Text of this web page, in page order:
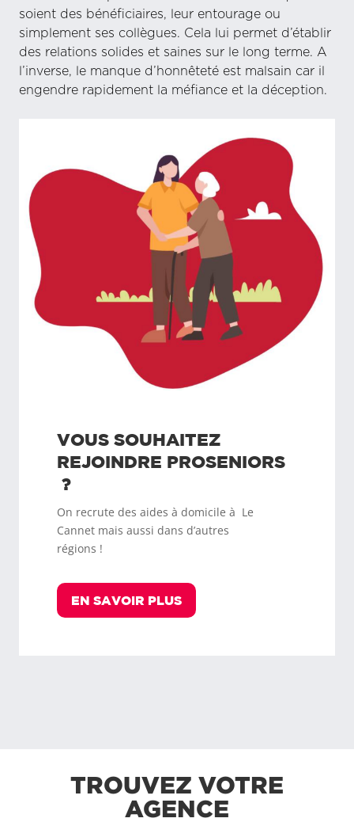
soient des bénéficiaires, leur entourage ou
simplement ses collègues. Cela lui permet d’établir
des relations solides et saines sur le long terme. A
l’inverse, le manque d’honnêteté est malsain car il
engendre rapidement la méfiance et la déception.
VOUS SOUHAITEZ
REJOINDRE PROSENIORS
?
On recrute des aides à domicile à Le
Cannet mais aussi dans d’autres
régions !
EN SAVOIR PLUS
TROUVEZ VOTRE
AGENCE